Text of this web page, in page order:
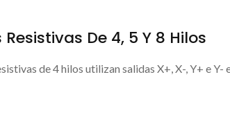
De 4, 5 Y 8 Hilos
de 4 hilos utilizan salidas X+, X-, Y+ e